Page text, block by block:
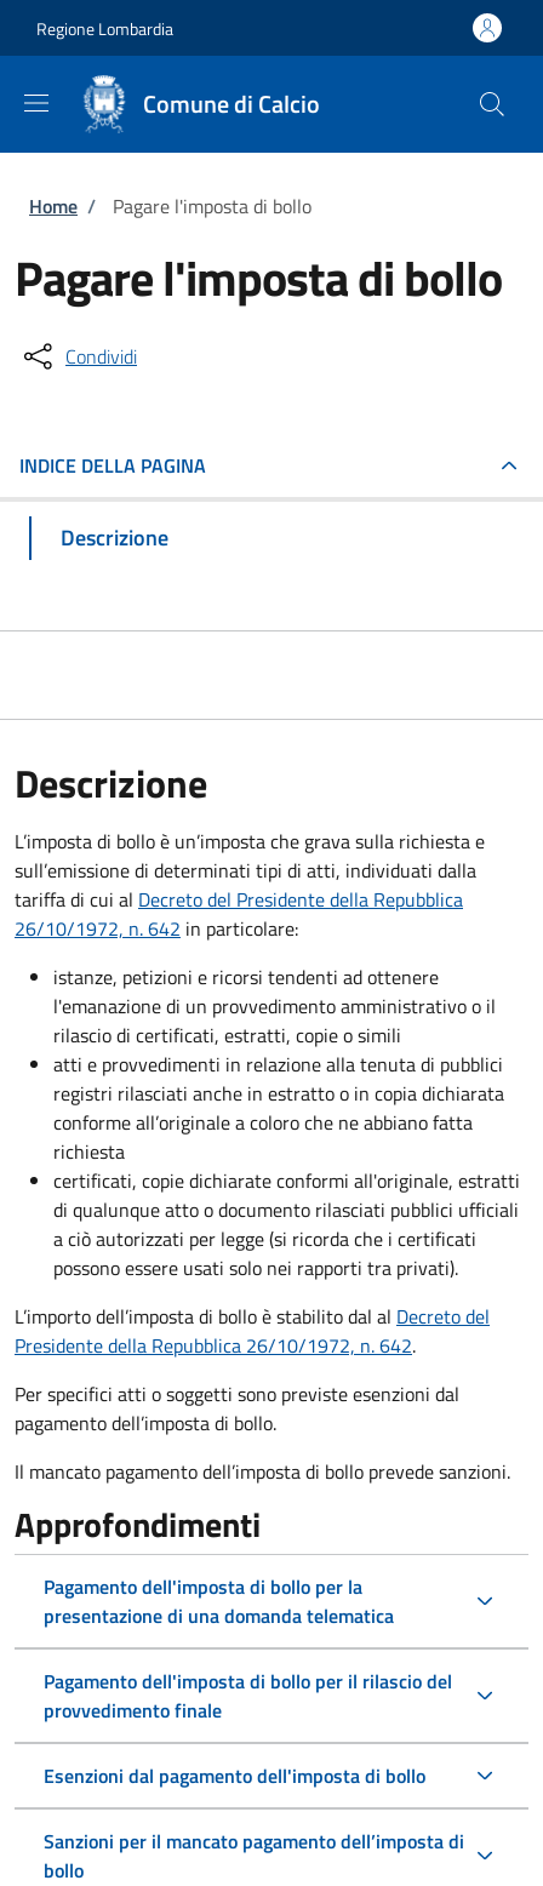
Regione Lombardia
Comune di Calcio
Briciole di pane
Home / Pagare l'imposta di bollo
Pagare l'imposta di bollo
Condividi
INDICE DELLA PAGINA
Descrizione
Descrizione
L’imposta di bollo è un’imposta che grava sulla richiesta e
sull’emissione di determinati tipi di atti, individuati dalla
tariffa di cui al Decreto del Presidente della Repubblica
26/10/1972, n. 642 in particolare:
istanze, petizioni e ricorsi tendenti ad ottenere
l'emanazione di un provvedimento amministrativo o il
rilascio di certificati, estratti, copie o simili
atti e provvedimenti in relazione alla tenuta di pubblici
registri rilasciati anche in estratto o in copia dichiarata
conforme all’originale a coloro che ne abbiano fatta
richiesta
certificati, copie dichiarate conformi all'originale, estratti
di qualunque atto o documento rilasciati pubblici ufficiali
a ciò autorizzati per legge (si ricorda che i certificati
possono essere usati solo nei rapporti tra privati).
L’importo dell’imposta di bollo è stabilito dal al Decreto del
Presidente della Repubblica 26/10/1972, n. 642.
Per specifici atti o soggetti sono previste esenzioni dal
pagamento dell’imposta di bollo.
Il mancato pagamento dell’imposta di bollo prevede sanzioni.
Approfondimenti
Pagamento dell'imposta di bollo per la
presentazione di una domanda telematica
Pagamento dell'imposta di bollo per il rilascio del
provvedimento finale
Esenzioni dal pagamento dell'imposta di bollo
Sanzioni per il mancato pagamento dell’imposta di
bollo